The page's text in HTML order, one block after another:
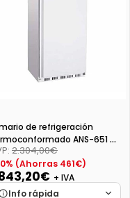
de refrigeración
ANS-651 +
2.304,00€
(Ahorras 461€)
+ IVA
Info rápida